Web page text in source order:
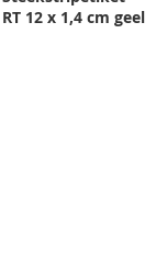
RT 12 x 1,4 cm geel